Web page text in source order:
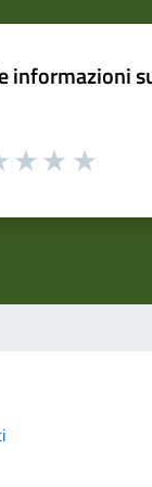
informazioni